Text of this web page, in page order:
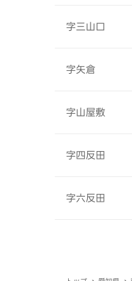
字三山口
字矢倉
字山屋敷
字四反田
字六反田